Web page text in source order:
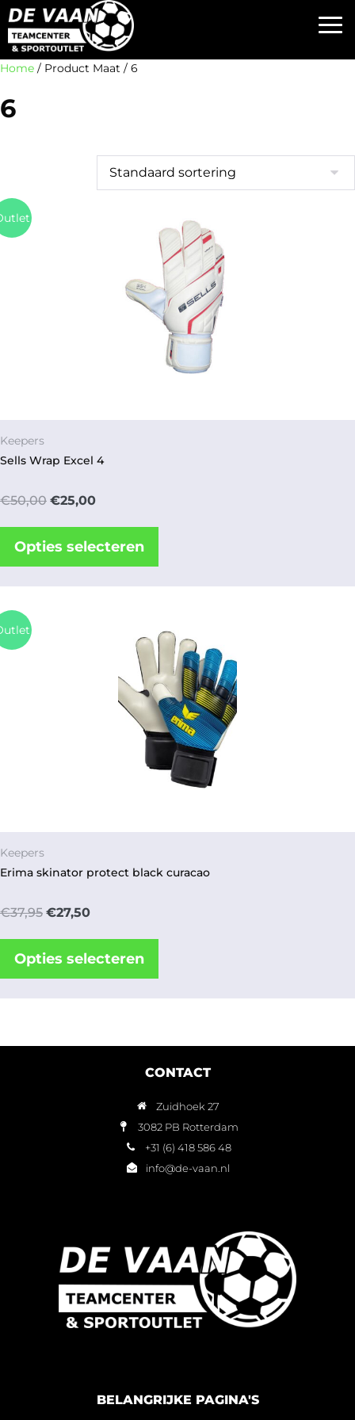
Home / Product Maat / 6
6
Keepers
Sells Wrap Excel 4
€50,00 €25,00
Opties selecteren
Keepers
Erima skinator protect black curacao
€37,95 €27,50
Opties selecteren
CONTACT
Zuidhoek 27
3082 PB Rotterdam
+31 (6) 418 586 48
info@de-vaan.nl
BELANGRIJKE PAGINA'S